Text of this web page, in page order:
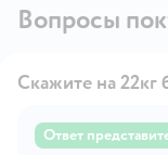
Вопросы
Скажите на 22кг
Ответ